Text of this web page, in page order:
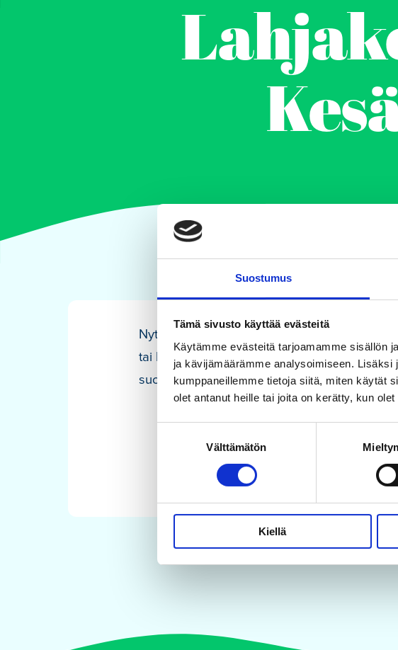
Suostumus
Tämä sivusto käyttää evästeitä
Käytämme evästeitä tarjoamamme sisällön
ja kävijämäärämme analysoimiseen.
kumppaneillemme tietoja siitä, miten käytät
olet antanut heille tai joita on kerätty, kun
Välttämätön
Kiellä
Nyt myynnissä myös lahjakortit
tai lahjan saaja voi valita sopivan
suoraan lomakkeella